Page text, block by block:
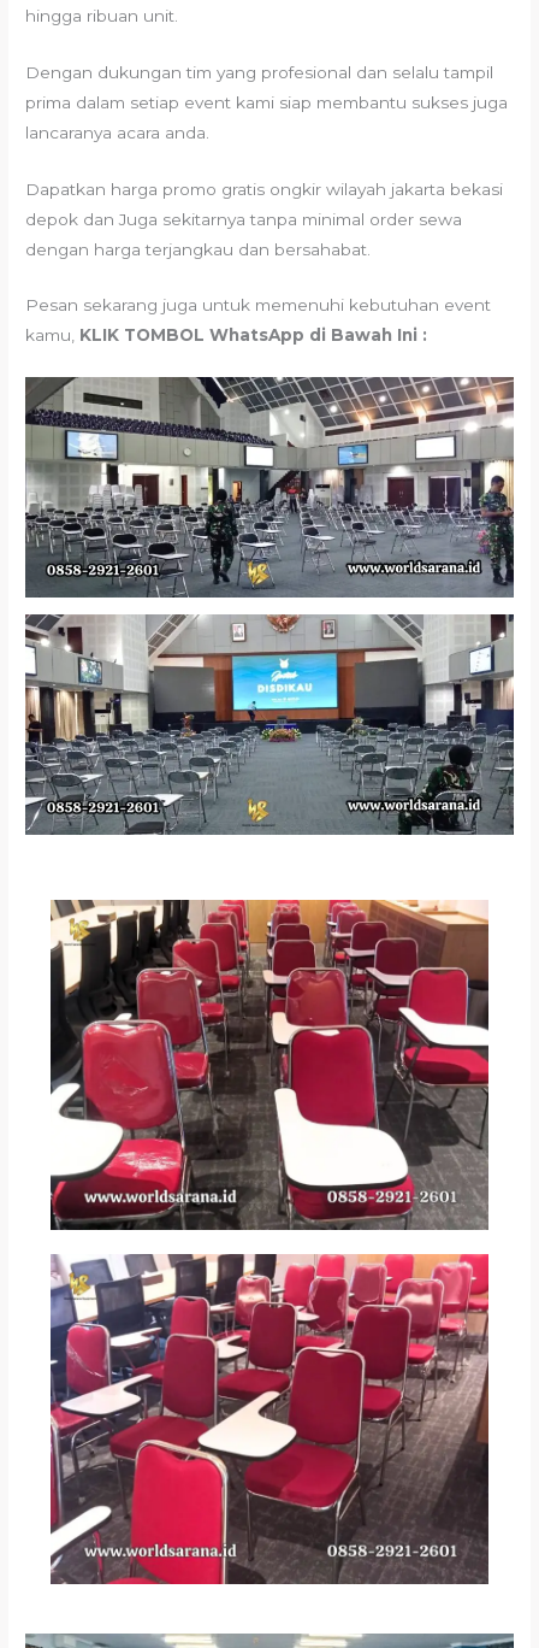
hingga ribuan unit.
Dengan dukungan tim yang profesional dan selalu tampil
prima dalam setiap event kami siap membantu sukses juga
lancaranya acara anda.
Dapatkan harga promo gratis ongkir wilayah jakarta bekasi
depok dan Juga sekitarnya tanpa minimal order sewa
dengan harga terjangkau dan bersahabat.
Pesan sekarang juga untuk memenuhi kebutuhan event
kamu, KLIK TOMBOL WhatsApp di Bawah Ini :